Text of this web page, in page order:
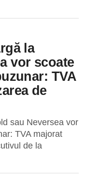
la
vor scoate
TVA
de
sau Neversea vor
TVA majorat
de la